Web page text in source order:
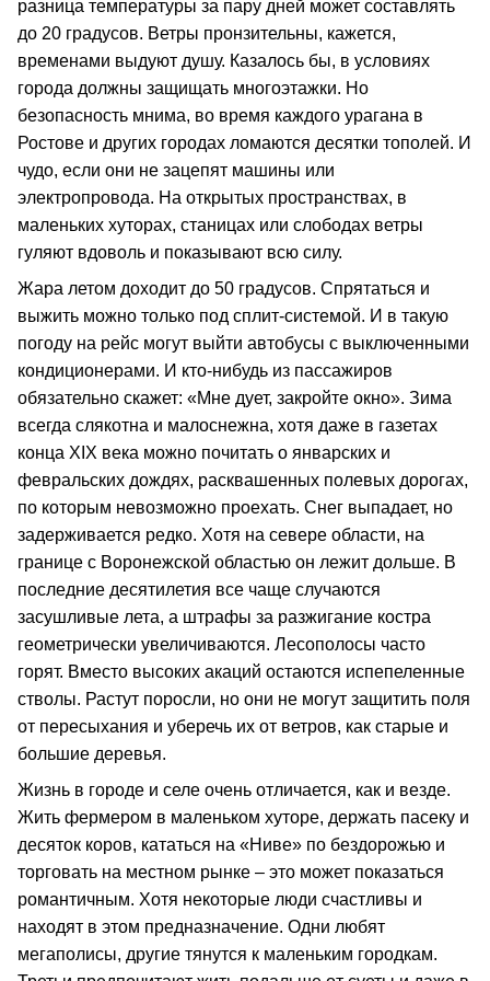
разница температуры за пару дней может составлять
до 20 градусов. Ветры пронзительны, кажется,
временами выдуют душу. Казалось бы, в условиях
города должны защищать многоэтажки. Но
безопасность мнима, во время каждого урагана в
Ростове и других городах ломаются десятки тополей. И
чудо, если они не зацепят машины или
электропровода. На открытых пространствах, в
маленьких хуторах, станицах или слободах ветры
гуляют вдоволь и показывают всю силу.
Жара летом доходит до 50 градусов. Спрятаться и
выжить можно только под сплит-системой. И в такую
погоду на рейс могут выйти автобусы с выключенными
кондиционерами. И кто-нибудь из пассажиров
обязательно скажет: «Мне дует, закройте окно». Зима
всегда слякотна и малоснежна, хотя даже в газетах
конца XIX века можно почитать о январских и
февральских дождях, расквашенных полевых дорогах,
по которым невозможно проехать. Снег выпадает, но
задерживается редко. Хотя на севере области, на
границе с Воронежской областью он лежит дольше. В
последние десятилетия все чаще случаются
засушливые лета, а штрафы за разжигание костра
геометрически увеличиваются. Лесополосы часто
горят. Вместо высоких акаций остаются испепеленные
стволы. Растут поросли, но они не могут защитить поля
от пересыхания и уберечь их от ветров, как старые и
большие деревья.
Жизнь в городе и селе очень отличается, как и везде.
Жить фермером в маленьком хуторе, держать пасеку и
десяток коров, кататься на «Ниве» по бездорожью и
торговать на местном рынке – это может показаться
романтичным. Хотя некоторые люди счастливы и
находят в этом предназначение. Одни любят
мегаполисы, другие тянутся к маленьким городкам.